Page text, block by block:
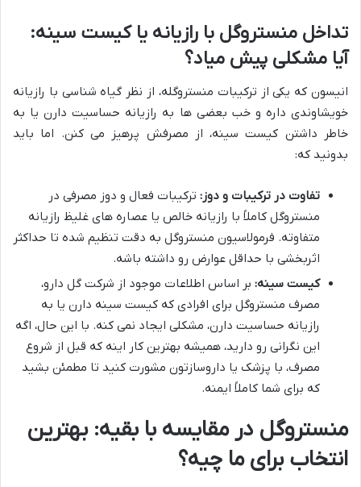
تداخل منستروگل با رازیانه یا کیست سینه:
آیا مشکلی پیش میاد؟
انیسون که یکی از ترکیبات منستروگله، از نظر گیاه شناسی با رازیانه
خویشاوندی داره و خب بعضی ها به رازیانه حساسیت دارن یا به
خاطر داشتن کیست سینه، از مصرفش پرهیز می کنن. اما باید
بدونید که:
تفاوت در ترکیبات و دوز: ترکیبات فعال و دوز مصرفی در
منستروگل کاملاً با رازیانه خالص یا عصاره های غلیظ رازیانه
متفاوته. فرمولاسیون منستروگل به دقت تنظیم شده تا حداکثر
اثربخشی با حداقل عوارض رو داشته باشه.
کیست سینه: بر اساس اطلاعات موجود از شرکت گل دارو،
مصرف منستروگل برای افرادی که کیست سینه دارن یا به
رازیانه حساسیت دارن، مشکلی ایجاد نمی کنه. با این حال، اگه
این نگرانی رو دارید، همیشه بهترین کار اینه که قبل از شروع
مصرف، با پزشک یا داروسازتون مشورت کنید تا مطمئن بشید
که برای شما کاملاً ایمنه.
منستروگل در مقایسه با بقیه: بهترین
انتخاب برای ما چیه؟